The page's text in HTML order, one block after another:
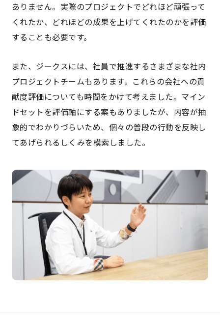
ありません。実際のプロジェクトでどれほど頑張って
くれたか、どれほどの成果を上げてくれたのかを評価
することも必要です。
また、ジークスには、社員で推進するさまざまな社内
プロジェクトチームもあります。これらの会社への貢
献度評価についても時間をかけて考えました。マイン
ドセットを評価軸にする案もありましたが、内容が抽
象的でわかりづらいため、個々の普段の行動を反映し
てあげられるしくみを模索しました。